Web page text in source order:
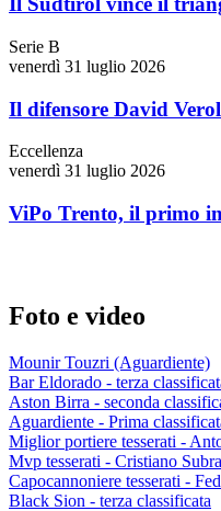
Serie B
venerdì 31 luglio 2026
Il difensore David
Eccellenza
venerdì 31 luglio 2026
ViPo Trento, il primo
Foto e video
Mounir Touzri (Aguardiente)
Bar Eldorado - terza
Aston Birra - seconda
Aguardiente - Prima
Miglior portiere tesserati -
Mvp tesserati - Cristiano
Capocannoniere tesserati -
Black Sion - terza classificata